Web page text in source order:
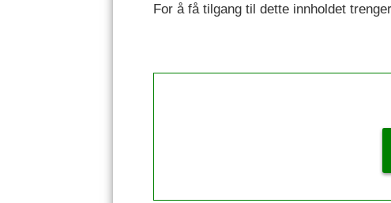
For å få tilgang til dette innholdet